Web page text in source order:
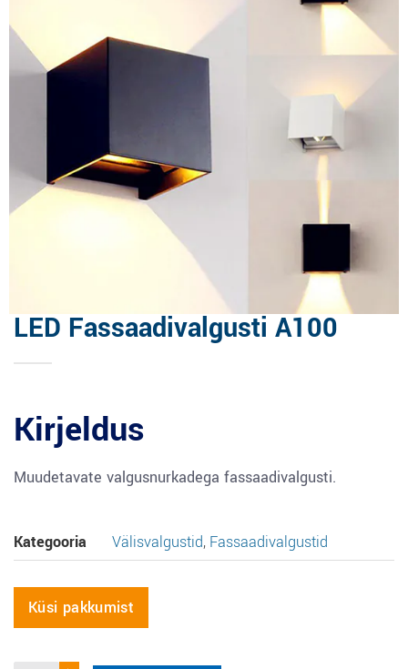
LED Fassaadivalgusti A100
Kirjeldus
Muudetavate valgusnurkadega fassaadivalgusti.
Kategooria Välisvalgustid, Fassaadivalgustid
Küsi pakkumist